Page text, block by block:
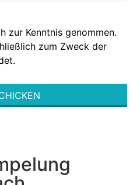
zur Kenntnis genommen.
zum Zweck der